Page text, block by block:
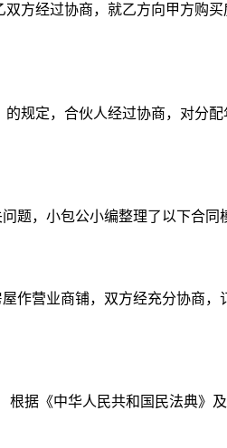
经过协商，就乙方向甲方购买
，合伙人经过协商，对分配
题，小包公小编整理了以下合同
营业商铺，双方经充分协商
华人民共和国民法典》及